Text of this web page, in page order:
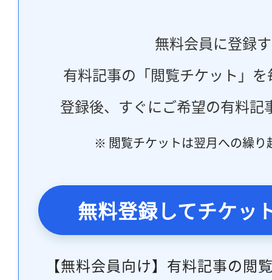
無料会員に登録
有料記事の「閲覧チケット」
登録後、すぐにご希望の有料記
※ 閲覧チケットは翌月への繰り
無料登録してチケッ
【無料会員向け】有料記事の閲